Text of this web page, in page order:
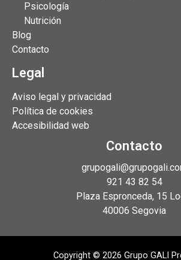
Psicología
Nutrición
Blog
Contacto
Legal
Aviso legal y privacidad
Política de cookies
Accesibilidad web
Contacto
921 43 82 54
Plaza Espronceda, 15
40006 Segovia
Copyright © 2026 Grupo GALI